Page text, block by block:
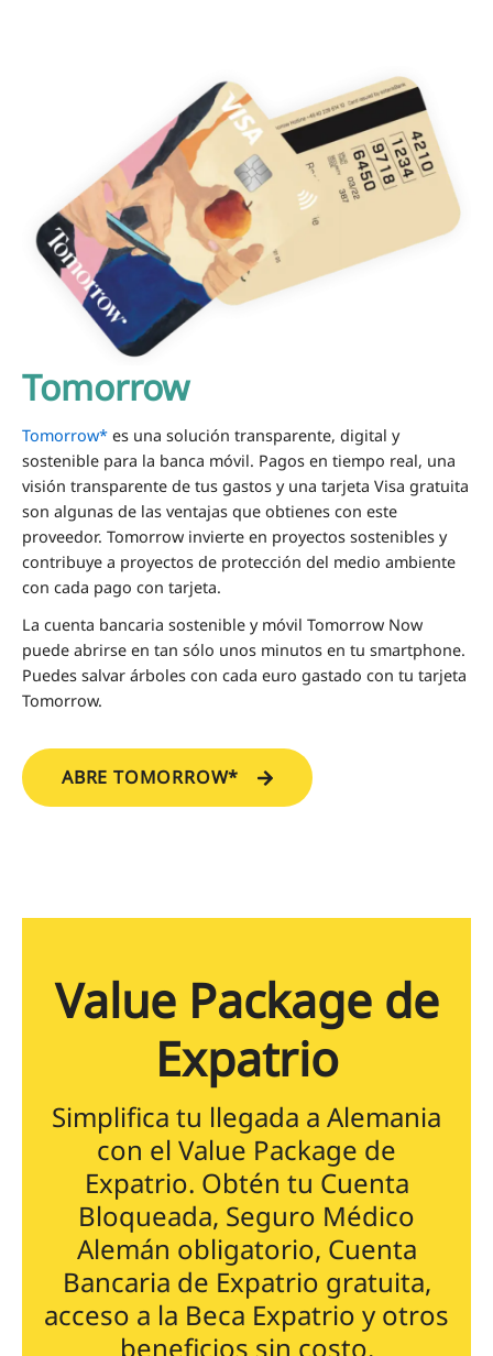
Tomorrow
Tomorrow* es una solución transparente, digital y
sostenible para la banca móvil. Pagos en tiempo real, una
visión transparente de tus gastos y una tarjeta Visa gratuita
son algunas de las ventajas que obtienes con este
proveedor. Tomorrow invierte en proyectos sostenibles y
contribuye a proyectos de protección del medio ambiente
con cada pago con tarjeta.
La cuenta bancaria sostenible y móvil Tomorrow Now
puede abrirse en tan sólo unos minutos en tu smartphone.
Puedes salvar árboles con cada euro gastado con tu tarjeta
Tomorrow.
ABRE TOMORROW*
Value Package de
Expatrio
Simplifica tu llegada a Alemania
con el Value Package de
Expatrio. Obtén tu Cuenta
Bloqueada, Seguro Médico
Alemán obligatorio, Cuenta
Bancaria de Expatrio gratuita,
acceso a la Beca Expatrio y otros
beneficios sin costo.